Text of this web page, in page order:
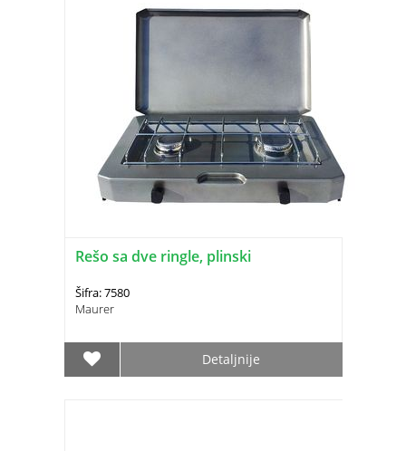
Rešo sa dve ringle, plinski
Šifra: 7580
Maurer
Detaljnije